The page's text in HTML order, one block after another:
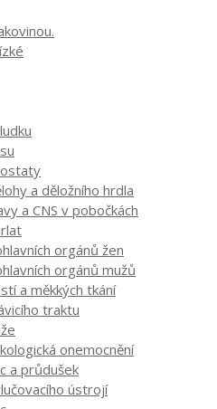
a děložního hrdla
a CNS v pobočkách
orgánů žen
orgánů mužů
a měkkých tkání
traktu
onemocnění
a průdušek
ústrojí